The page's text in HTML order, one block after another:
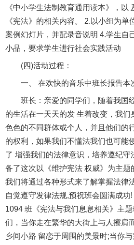
《中小学生法制教育通用读本》，以
《宪法》的相关内容。 2.以小组为单
案例幻灯片，并配录音说明 4.学生自
小品，要求学生进行社会实践活动
(四)活动过程：
一、 在欢快的音乐中班长报告本
班长：亲爱的同学们，随着我国
的生活在一天天的发 生着改变，我们
色色的不同群体或个人，并且他们的
的权利，如果我们不懂法我们也可能
了 增强我们的法律意识，培养遵纪守
备了这次以《维护宪法 权威》为主题
我们将通过各种形式来了解掌握法律
自觉遵守发律法规,预祝班会圆满成功!
1094 班《宪法与我们息息相关》主
们，当你走在繁华的大街上与人擦肩
乡间小路 留恋于周围的美景时;当你